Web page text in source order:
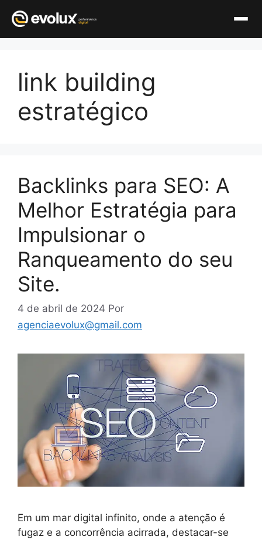
conteúdo
link building
estratégico
Backlinks para SEO: A
Melhor Estratégia para
Impulsionar o
Ranqueamento do seu
Site.
4 de abril de 2024 Por
agenciaevolux@gmail.com
Em um mar digital infinito, onde a atenção é
fugaz e a concorrência acirrada, destacar-se